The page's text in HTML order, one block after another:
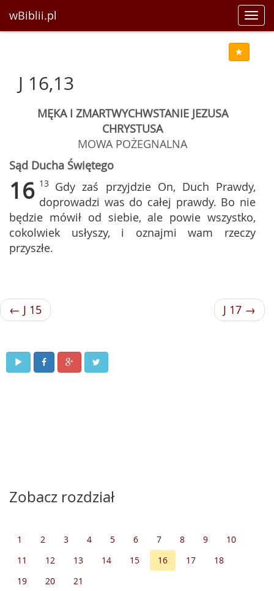
wBiblii.pl
J 16,13
MĘKA I ZMARTWYCHWSTANIE JEZUSA
CHRYSTUSA
MOWA POŻEGNALNA
Sąd Ducha Świętego
16 13 Gdy zaś przyjdzie On, Duch Prawdy,
doprowadzi was do całej prawdy. Bo nie
będzie mówił od siebie, ale powie wszystko,
cokolwiek usłyszy, i oznajmi wam rzeczy
przyszłe.
← J 15 J 17 →
Zobacz rozdział
1 2 3 4 5 6 7 8 9
10
11
12 13 14 15 16 17
18
19
20 21